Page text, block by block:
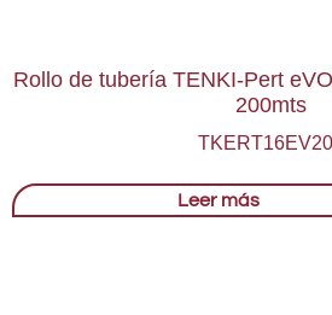
Rollo de tubería TENKI-Pert
200mts
Leer más